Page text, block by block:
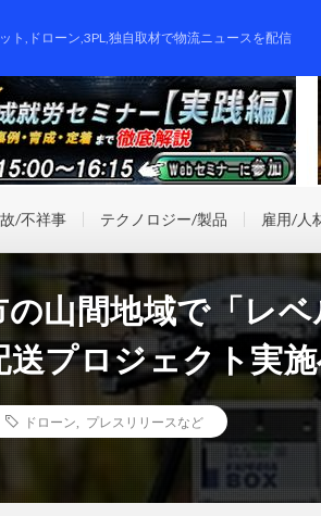
ト,ドローン,3PL,独自取材で物流ニュースを配信
/不祥事 テクノロジー/製品 雇用/人
山間地域で「レ
プロジェクト実
ドローン プレスリリースなど